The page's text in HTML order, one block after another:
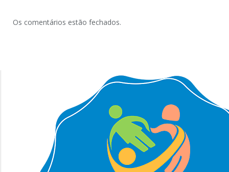
Os comentários estão fechados.